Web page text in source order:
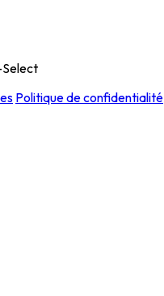
Politique de confidentialité